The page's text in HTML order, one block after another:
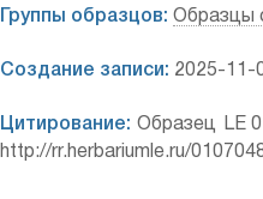
Группы образцов: Образцы
Создание записи: 2025-11-
Цитирование: Образец LE
http://rr.herbariumle.ru/